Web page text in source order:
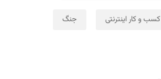
کسب و کار اینترنتی جنگ